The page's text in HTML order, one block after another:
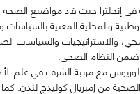
إنجلترا حيث قاد مواضيع
والمحلية المعنية بالسياسات
والاستراتيجيات والسياسات
ضمن النظام الصحي.
مع مرتبة الشرف في علم